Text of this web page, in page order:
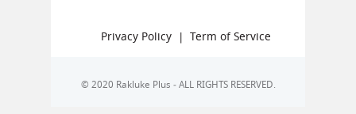
Privacy Policy | Term of Service
© 2020 Rakluke Plus - ALL RIGHTS RESERVED.